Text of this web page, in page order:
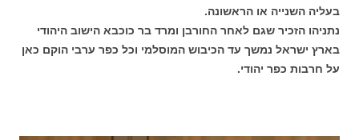
בעליה השנייה או הראשונה.
נתניהו הזכיר שגם לאחר החורבן ומרד בר כוכבא הישוב היהודי
בארץ ישראל נמשך עד הכיבוש המוסלמי וכל כפר ערבי הוקם כאן
על חרבות כפר יהודי.